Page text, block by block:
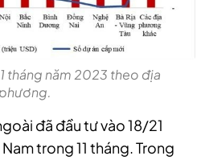
tháng năm 2023 theo địa
phương.
đã đầu tư vào 18/21
trong 11 tháng. Trong